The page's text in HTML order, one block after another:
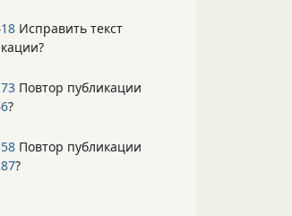
Исправить текст
Повтор публикации
?
Повтор публикации
?